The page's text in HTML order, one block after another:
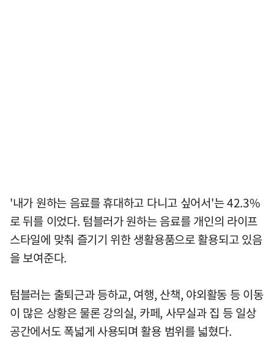
'내가 원하는 음료를 휴대하고 다니고 싶어서'는 42.3%
로 뒤를 이었다. 텀블러가 원하는 음료를 개인의 라이프
스타일에 맞춰 즐기기 위한 생활용품으로 활용되고 있음
을 보여준다.
텀블러는 출퇴근과 등하교, 여행, 산책, 야외활동 등 이동
이 많은 상황은 물론 강의실, 카페, 사무실과 집 등 일상
공간에서도 폭넓게 사용되며 활용 범위를 넓혔다.